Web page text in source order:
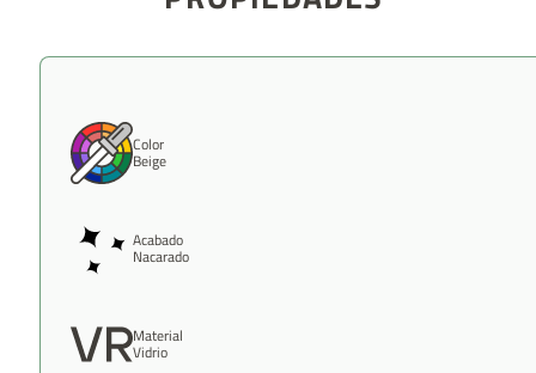
Color
Beige
Acabado
Nacarado
Material
Vidrio